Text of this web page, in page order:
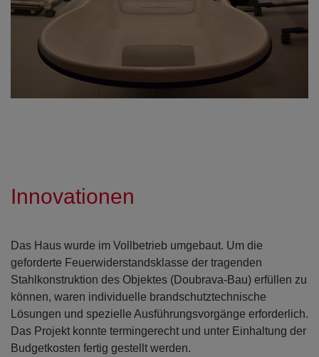
Innovationen
Das Haus wurde im Vollbetrieb umgebaut. Um die
geforderte Feuerwiderstandsklasse der tragenden
Stahlkonstruktion des Objektes (Doubrava-Bau) erfüllen zu
können, waren individuelle brandschutztechnische
Lösungen und spezielle Ausführungsvorgänge erforderlich.
Das Projekt konnte termingerecht und unter Einhaltung der
Budgetkosten fertig gestellt werden.